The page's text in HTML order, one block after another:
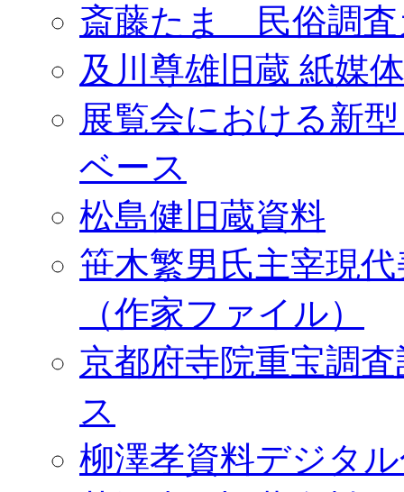
斎藤たま 民俗調査
及川尊雄旧蔵 紙媒
展覧会における新
ベース
松島健旧蔵資料
笹木繁男氏主宰現
（作家ファイル）
京都府寺院重宝調
ス
柳澤孝資料デジタ